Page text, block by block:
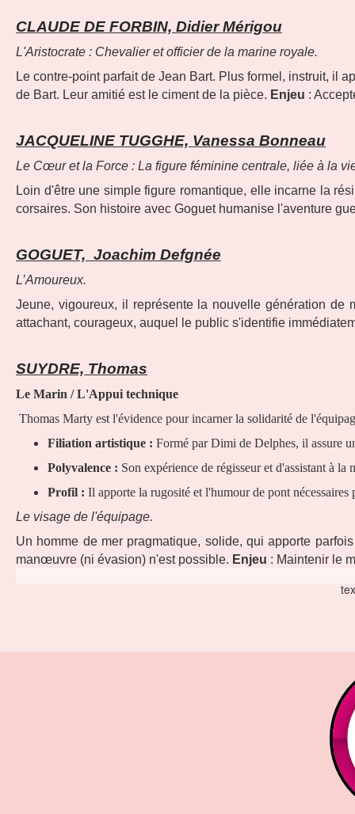
CLAUDE DE FORBIN, Didier Mérigou
L'Aristocrate : Chevalier et officier de la marine royale.
Le contre-point parfait de Jean Bart. Plus formel, instruit, il
de Bart. Leur amitié est le ciment de la pièce. Enjeu :
JACQUELINE TUGGHE, Vanessa Bonneau
Le Cœur et la Force : La figure féminine centrale, liée à la
Loin d'être une simple figure romantique, elle incarne la
corsaires. Son histoire avec Goguet humanise l'aventure
GOGUET, Joachim Defgnée
L’Amoureux.
Jeune, vigoureux, il représente la nouvelle génération
attachant, courageux, auquel le public s'identifie
SUYDRE, Thomas
Le Marin / L'Appui technique
Thomas Marty est l'évidence pour incarner la solidarité de
Filiation artistique : Formé par Dimi de Delphes, il assure
Polyvalence : Son expérience de régisseur et d'assistant à la
Profil : Il apporte la rugosité et l'humour de pont
Le visage de l'équipage.
Un homme de mer pragmatique, solide, qui apporte
manœuvre (ni évasion) n'est possible. Enjeu : Maintenir le